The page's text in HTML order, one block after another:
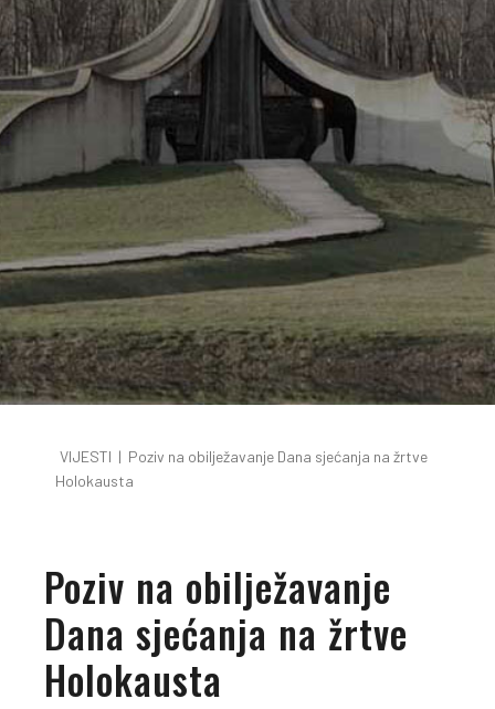
VIJESTI | Poziv na obilježavanje Dana sjećanja na žrtve
Holokausta
Poziv na obilježavanje
Dana sjećanja na žrtve
Holokausta